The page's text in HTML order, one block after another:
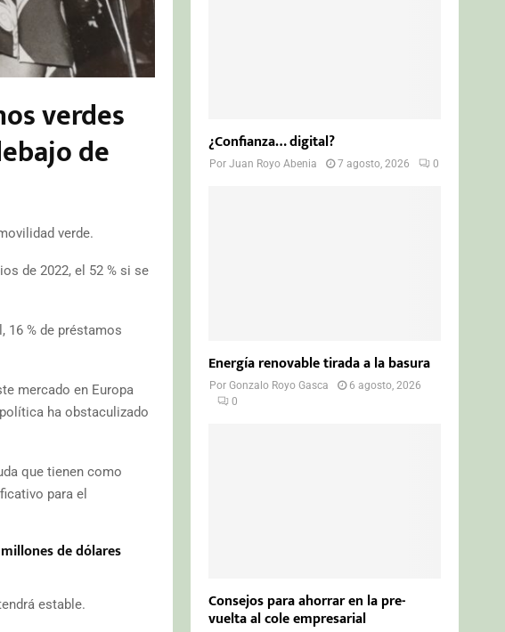
verdes
de
verde.
de 2022, el 52 % si se
16 % de préstamos
mercado en Europa
ha obstaculizado
que tienen como
para el
de dólares
estable.
¿Confianza… digital?
PorJuan Royo Abenia 7 agosto, 2026 0
Energía renovable tirada a la basura
PorGonzalo Royo Gasca
6 agosto, 2026
0
Consejos para ahorrar en la pre-
vuelta al cole empresarial